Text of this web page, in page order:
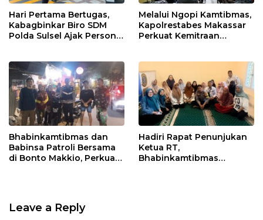
Hari Pertama Bertugas,
Kabagbinkar Biro SDM
Polda Sulsel Ajak Personel
Melalui Ngopi Kamtibmas,
Kapolrestabes Makassar
Perkuat Kemitraan
Bhabinkamtibmas dan
Babinsa Patroli Bersama
di Bonto Makkio, Perkuat
Hadiri Rapat Penunjukan
Ketua RT,
Bhabinkamtibmas
Leave a Reply